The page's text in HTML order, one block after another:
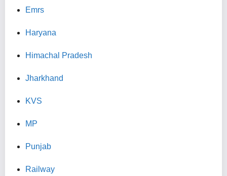
Emrs
Haryana
Himachal Pradesh
Jharkhand
KVS
MP
Punjab
Railway